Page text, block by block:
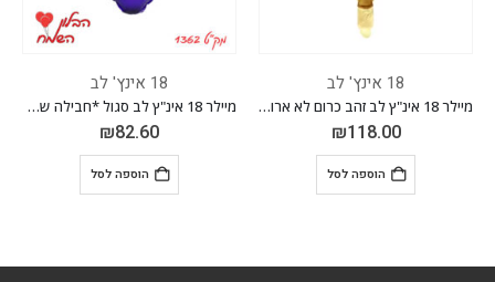
18 אינץ' לב
מיילר 18 אינ"ץ לב זהב כרום לא ארוז חבילה של 50 יח'
₪118.00
הוספה לסל
18 אינץ' לב
מיילר 18 אינ"ץ לב סגול *חבילה של 50 יח'*
₪82.60
הוספה לסל